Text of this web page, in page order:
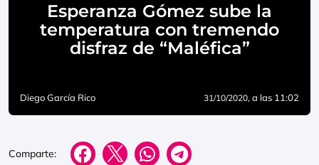
Esperanza Gómez sube la
temperatura con tremendo
disfraz de “Maléfica”
Diego García Rico 31/10/2020, a las 11:02
Comparte: